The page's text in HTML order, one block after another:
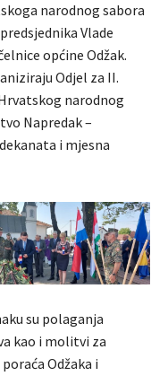
narodnog sabora
Vlade
općine Odžak.
Odjel za II.
narodnog
Napredak –
i mjesna
su polaganja
kao i molitvi za
Odžaka i